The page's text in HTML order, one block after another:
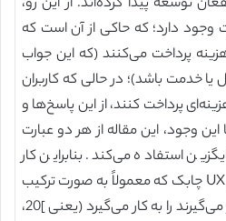
وجود دارد؛ که حاکی از آن است که
پرداخت می‌کنند (که این جواب
خدمت باشد)؛ در حالی که کاربران
پرداخت کنند، از این پاسخ‌ها و
وجود، این مقاله از هر دو عبارت
استفاده می‌کند. بنابراین کار
پژوهشی حاضر، هر سه روش UX چابک که معمولاً به صورت ترکیب
با همدیگر مورد استفاده قرار می‌گیرند را به کار می‌گیرد (یعنی ]20،